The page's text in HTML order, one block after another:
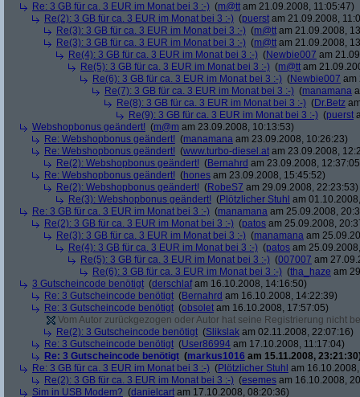
Re: 3 GB für ca. 3 EUR im Monat bei 3 :-) (m@tt am 21.09.2008, 11:05:47)
Re(2): 3 GB für ca. 3 EUR im Monat bei 3 :-) (puerst am 21.09.2008,
Re(3): 3 GB für ca. 3 EUR im Monat bei 3 :-) (m@tt am 21.09.2008,
Re(3): 3 GB für ca. 3 EUR im Monat bei 3 :-) (m@tt am 21.09.2008,
Re(4): 3 GB für ca. 3 EUR im Monat bei 3 :-) (Newbie007 am
Re(5): 3 GB für ca. 3 EUR im Monat bei 3 :-) (m@tt am
Re(6): 3 GB für ca. 3 EUR im Monat bei 3 :-) (Newbie007 am
Re(7): 3 GB für ca. 3 EUR im Monat bei 3 :-) (manamana
Re(8): 3 GB für ca. 3 EUR im Monat bei 3 :-) (Dr.Betz
Re(9): 3 GB für ca. 3 EUR im Monat bei 3 :-) (puerst
Webshopbonus geändert! (m@m am 23.09.2008, 10:13:53)
Re: Webshopbonus geändert! (manamana am 23.09.2008, 10:26:23)
Re: Webshopbonus geändert! (www.turbo-diesel.at am 23.09.2008,
Re(2): Webshopbonus geändert! (Bernahrd am 23.09.2008,
Re: Webshopbonus geändert! (hones am 23.09.2008, 15:45:52)
Re(2): Webshopbonus geändert! (RobeS7 am 29.09.2008, 22:23:53)
Re(3): Webshopbonus geändert! (Plötzlicher Stuhl am
Re: 3 GB für ca. 3 EUR im Monat bei 3 :-) (manamana am 25.09.2008,
Re(2): 3 GB für ca. 3 EUR im Monat bei 3 :-) (patos am 25.09.2008,
Re(3): 3 GB für ca. 3 EUR im Monat bei 3 :-) (manamana am
Re(4): 3 GB für ca. 3 EUR im Monat bei 3 :-) (patos am
Re(5): 3 GB für ca. 3 EUR im Monat bei 3 :-) (007007 am
Re(6): 3 GB für ca. 3 EUR im Monat bei 3 :-) (tha_haze am
3 Gutscheincode benötigt (derschlafam 16.10.2008, 14:16:50)
Re: 3 Gutscheincode benötigt (Bernahrd am 16.10.2008, 14:22:39)
Re: 3 Gutscheincode benötigt (obsolet am 16.10.2008, 17:57:05)
Vom Autor zurückgezogen oder Autor hat seine Registrierung nicht
Re(2): 3 Gutscheincode benötigt (Slikslak am 02.11.2008, 22:07:16)
Re: 3 Gutscheincode benötigt (User86994 am 17.10.2008, 11:17:04)
Re: 3 Gutscheincode benötigt (markus1016 am 15.11.2008,
Re: 3 GB für ca. 3 EUR im Monat bei 3 :-) (Plötzlicher Stuhl am
Re(2): 3 GB für ca. 3 EUR im Monat bei 3 :-) (esemes am 16.10.2008,
Sim in USB Modem? (danielcart am 17.10.2008, 08:20:36)